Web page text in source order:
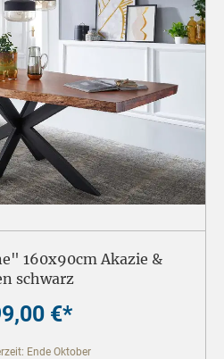
160x90cm Akazie &
schwarz
€*
Ende Oktober